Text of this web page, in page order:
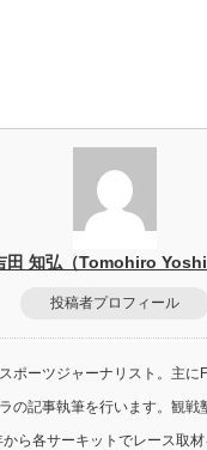
田 知弘（Tomohiro
投稿者プロフィール
ポーツジャーナリスト。主に
の記事執筆を行います。観戦
ら各サーキットでレース取